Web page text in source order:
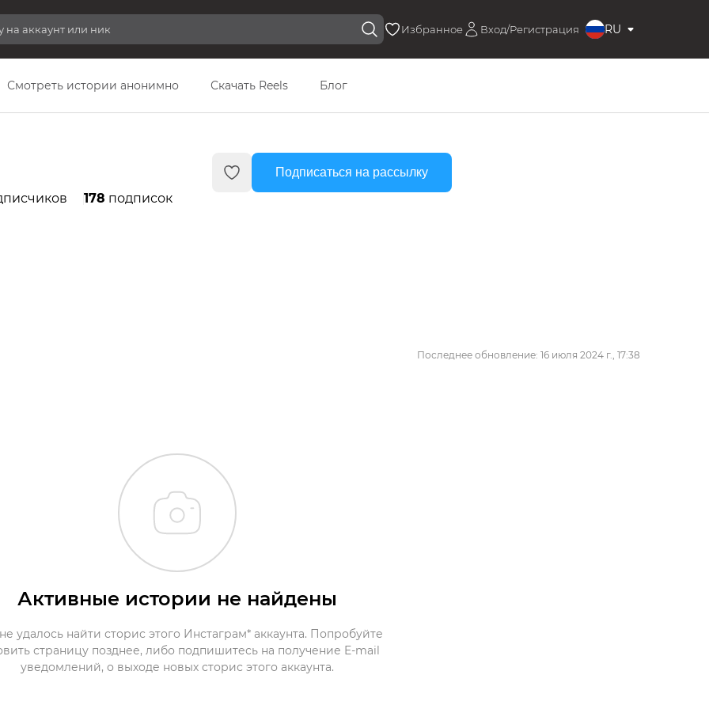
Избранное Вход/Регистрация RU
Смотреть истории анонимно Скачать Reels Блог
178 подписок
Подписаться на рассылку
Последнее обновление: 16 июля 2024 г., 17:38
Активные истории не найдены
удалось найти сторис этого Инстаграм* аккаунта. Попробуйте
страницу позднее, либо подпишитесь на получение E-mail
уведомлений, о выходе новых сторис этого аккаунта.